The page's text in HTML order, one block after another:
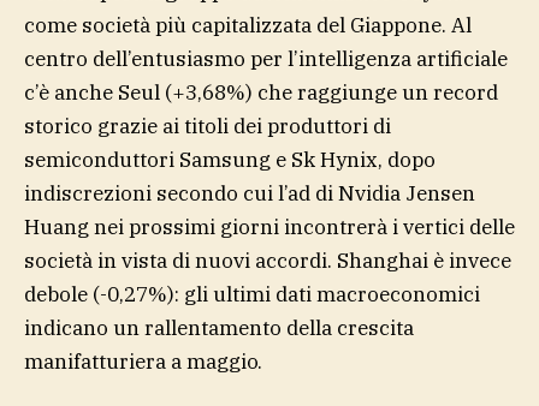
come società più capitalizzata del Giappone. Al
centro dell’entusiasmo per l’intelligenza artificiale
c’è anche Seul (+3,68%) che raggiunge un record
storico grazie ai titoli dei produttori di
semiconduttori Samsung e Sk Hynix, dopo
indiscrezioni secondo cui l’ad di Nvidia Jensen
Huang nei prossimi giorni incontrerà i vertici delle
società in vista di nuovi accordi. Shanghai è invece
debole (-0,27%): gli ultimi dati macroeconomici
indicano un rallentamento della crescita
manifatturiera a maggio.